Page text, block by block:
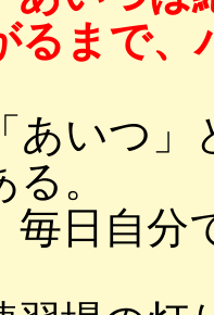
るまで、
あいつ
。
毎日自分